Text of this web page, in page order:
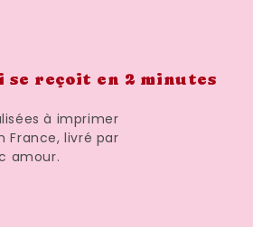
se reçoit en 2 minutes
à imprimer
France, livré par
amour.